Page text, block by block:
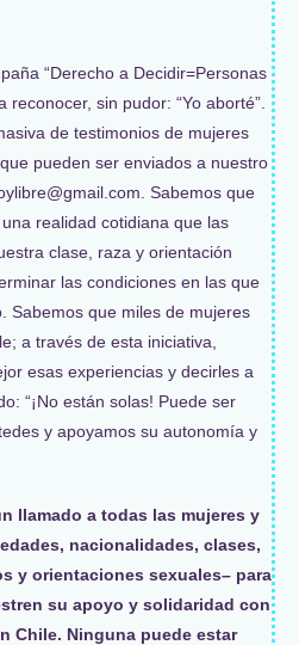
“Derecho a Decidir=Personas
reconocer, sin pudor: “Yo aborté”.
de testimonios de mujeres
pueden ser enviados a nuestro
Sabemos que
realidad cotidiana que las
clase, raza y orientación
las condiciones en las que
Sabemos que miles de mujeres
a través de esta iniciativa,
esas experiencias y decirles a
“¡No están solas! Puede ser
y apoyamos su autonomía y
llamado a todas las mujeres y
nacionalidades, clases,
y orientaciones sexuales– para
su apoyo y solidaridad con
Chile. Ninguna puede estar